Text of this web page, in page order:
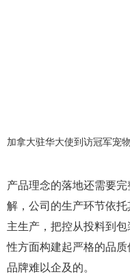
加拿大驻华大使到访冠军宠
产品理念的落地还需要
解，公司的生产环节依
主生产，把控从投料到
性方面构建起严格的品
品牌难以企及的。